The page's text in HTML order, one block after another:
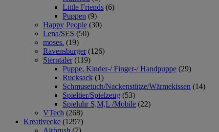
Little Friends (6)
Puppen (9)
Happy People (30)
Lena/SES (50)
moses. (19)
Ravensburger (126)
Sterntaler (119)
Puppe, Kinder-/ Finger-/ Handpuppe (29)
Rucksack (1)
Schmusetuch/Nackenstütze/Wärmekissen (14)
Spieltier/Spielzeug (53)
Spieluhr S,M,L /Mobile (22)
VTech (268)
Kreativecke (1297)
Airbrush (7)